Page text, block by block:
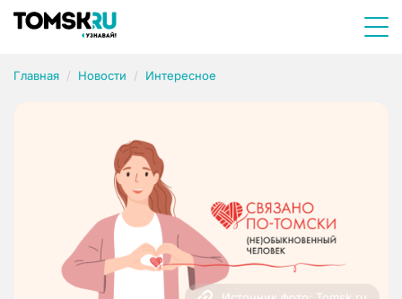
Главная Новости Интересное